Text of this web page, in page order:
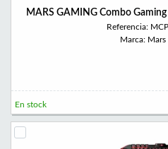
MARS GAMING Combo
Referencia:
Marca: Mars
En stock